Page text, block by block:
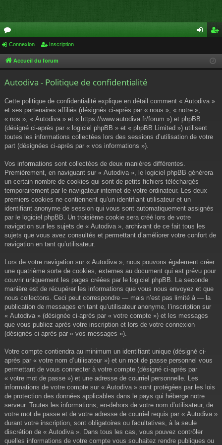
or
u cri
Connexion Inscription
Accueil du forum
Autodiva - Politique de confidentialité
Cette politique de confidentialité explique en détail comment « Autodiva »
et ses partenaires affiliés (désignés ci-après par « nous », « notre »,
« nos », « Autodiva » et « https://www.autodiva.fr/forum ») et phpBB
(désigné ci-après par « logiciel phpBB » et « phpBB Limited ») utilisent
toutes les informations collectées lors des sessions d’utilisation de votre
part (désignées ci-après par « vos informations »).
Vos informations sont collectées de deux manières différentes.
Premièrement, en naviguant sur « Autodiva », le logiciel phpBB génèrera
un certain nombre de cookies qui sont de petits fichiers téléchargés
temporairement par le navigateur internet de votre ordinateur. Les deux
premiers cookies ne contiennent qu’un identifiant utilisateur et un
identifiant anonyme de session qui vous sont automatiquement assignés
par le logiciel phpBB. Un troisième cookie sera créé lors de votre
navigation sur les sujets de « Autodiva », archivant de ce fait tous les
sujets que vous avez consultés et permettant d’améliorer votre confort de
navigation en tant qu’utilisateur.
Lors de votre navigation sur « Autodiva », nous pouvons également créer
une quatrième sorte de cookies, externes au document qui est prévu pour
couvrir uniquement les pages créées par le logiciel phpBB. La seconde
manière est de récupérer les informations que vous nous envoyez et que
nous collectons. Ceci peut correspondre — mais n’est pas limité à — la
publication de messages en tant qu’utilisateur anonyme, l’inscription sur
« Autodiva » (désignée ci-après par « votre compte ») et les messages
que vous publiez après votre inscription et lors de votre connexion
(désignés ci-après par « vos messages »).
Votre compte contiendra au minimum un identifiant unique (désigné ci-
après par « votre nom d’utilisateur ») et un mot de passe personnel vous
permettant de vous connecter à votre compte (désigné ci-après par
« votre mot de passe ») et une adresse de courriel personnelle. Les
informations de votre compte sur « Autodiva » sont protégées par les lois
de protection des données applicables dans le pays qui héberge notre
serveur. Toutes les informations, en-dehors de votre nom d’utilisateur, de
votre mot de passe et de votre adresse de courriel requis par « Autodiva »
durant votre inscription, sont obligatoires ou facultatives, à la seule
discrétion de « Autodiva ». Dans tous les cas, vous pouvez contrôler
quelles informations de votre compte vous souhaitez rendre publiques ou